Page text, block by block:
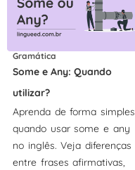
Gramática
Some e Any: Quando
utilizar?
Aprenda de forma simples
quando usar some e any
no inglês. Veja diferenças
entre frases afirmativas,